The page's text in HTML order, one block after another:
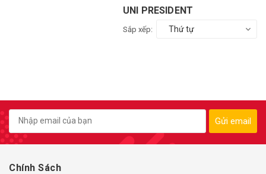
UNI PRESIDENT
Sắp xếp: Thứ tự
Gửi email
Chính Sách